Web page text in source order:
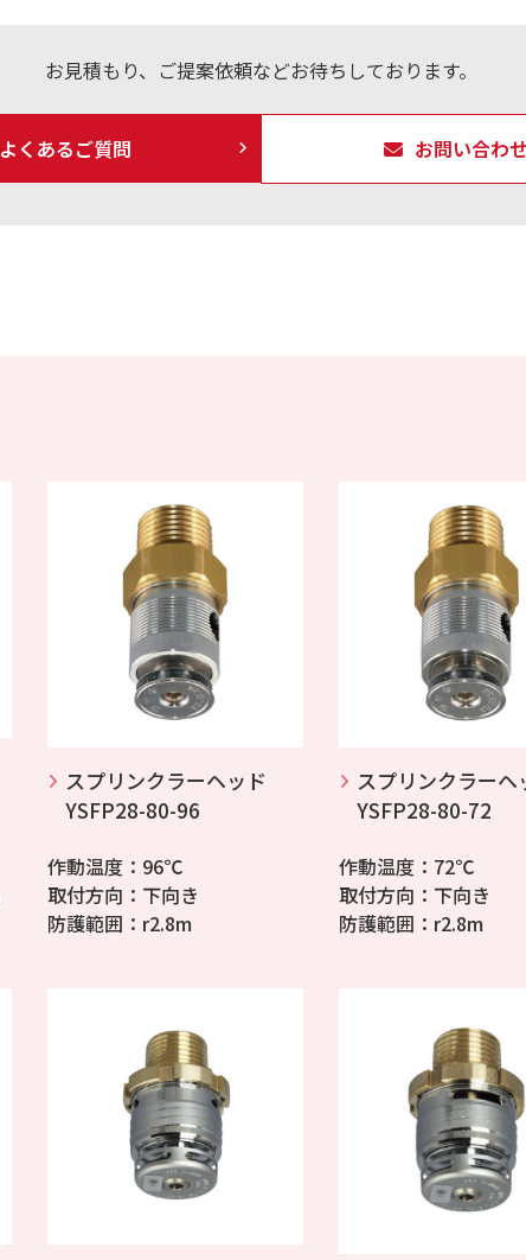
お見積もり、ご提案依頼などお待ちしております。
よくあるご質問 お問い合わ
スプリンクラーヘッド
YSFP28-80-96
作動温度：96℃
取付方向：下向き
防護範囲：r2.8m
スプリンクラーヘ
YSFP28-80-72
作動温度：72℃
取付方向：下向き
防護範囲：r2.8m